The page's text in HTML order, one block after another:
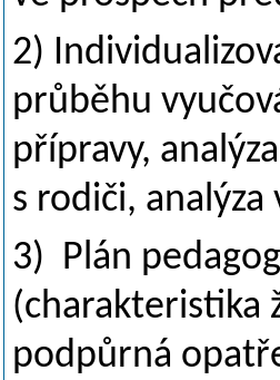
2)
průběhu
přípravy,
s rodiči,
3) Plán
(charakteristika
podpůrná